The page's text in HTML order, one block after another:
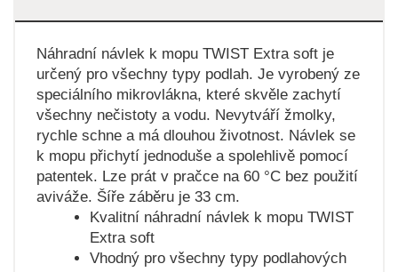
Náhradní návlek k mopu TWIST Extra soft je
určený pro všechny typy podlah. Je vyrobený ze
speciálního mikrovlákna, které skvěle zachytí
všechny nečistoty a vodu. Nevytváří žmolky,
rychle schne a má dlouhou životnost. Návlek se
k mopu přichytí jednoduše a spolehlivě pomocí
patentek. Lze prát v pračce na 60 °C bez použití
aviváže. Šíře záběru je 33 cm.
Kvalitní náhradní návlek k mopu TWIST
Extra soft
Vhodný pro všechny typy podlahových